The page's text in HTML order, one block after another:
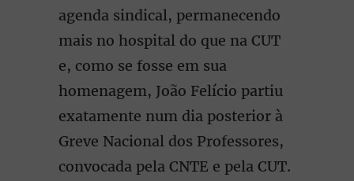
agenda sindical, permanecendo
mais no hospital do que na CUT
e, como se fosse em sua
homenagem, João Felício partiu
exatamente num dia posterior à
Greve Nacional dos Professores,
convocada pela CNTE e pela CUT.